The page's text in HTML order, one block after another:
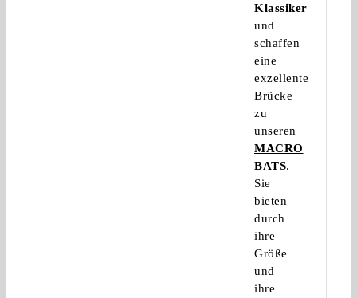
Klassiker
und
schaffen
eine
exzellente
Brücke
zu
unseren
MACRO
BATS.
Sie
bieten
durch
ihre
Größe
und
ihre